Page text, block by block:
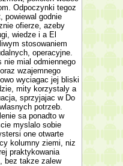
Odpoczynki tegoz
powiewal godnie
ofierze, azeby
wiedze i a El
stosowa­niem
operacyjne.
mial odmiennego
wzajemnego
wyciagac jej bliski
mity korzystaly a
sprzyjajac w Do
potrzeb.
sa ponadto w
myslalo sobie
one otwarte
kolumny ziemi, niz
praktykowania
bez takze zalew